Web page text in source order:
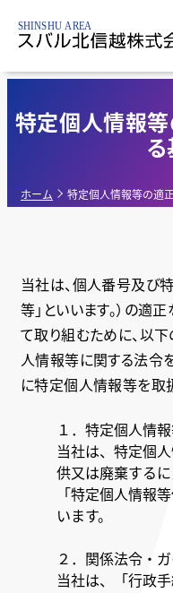
特定個人情報
ホーム 特定個人情報等の適
当社は、個人番号及び
等」といいます。）の
て取り組むために、以
人情報等に関する法令
に特定個人情報等を取
１．特定個人情
当社は、特定個
供又は廃棄する
「特定個人情報
います。
２．関係法令・
当社は、「行政